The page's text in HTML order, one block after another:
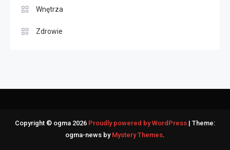
Wnętrza
Zdrowie
Copyright © ogma 2026 Proudly powered by WordPress | Theme:
ogma-news by Mystery Themes.